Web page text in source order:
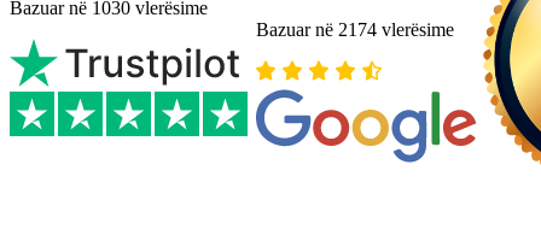
Bazuar në 1030 vlerësime
Bazuar në 2174 vlerësime